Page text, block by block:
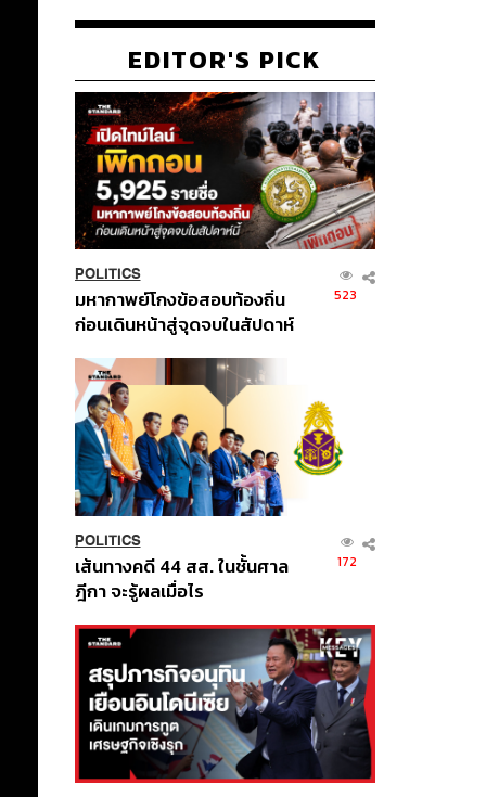
EDITOR'S PICK
POLITICS
มหากาพย์โกงข้อสอบท้องถิ่น
ก่อนเดินหน้าสู่จุดจบในสัปดาห์
523
POLITICS
เส้นทางคดี 44 สส. ในชั้นศาล
ฎีกา จะรู้ผลเมื่อไร
172